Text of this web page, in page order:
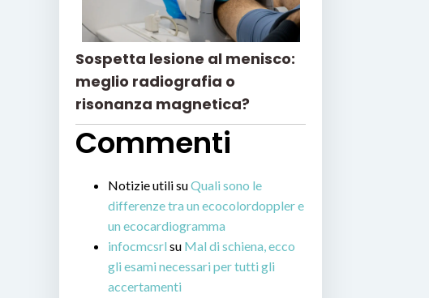
Sospetta lesione al menisco:
meglio radiografia o
risonanza magnetica?
Commenti
Notizie utilisuQuali sono le
differenze tra un ecocolordoppler e
un ecocardiogramma
infocmcsrl su Mal di schiena, ecco
gli esami necessari per tutti gli
accertamenti